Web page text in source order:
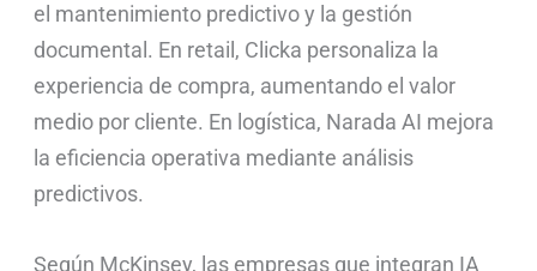
el mantenimiento predictivo y la gestión
documental. En retail, Clicka personaliza la
experiencia de compra, aumentando el valor
medio por cliente. En logística, Narada AI mejora
la eficiencia operativa mediante análisis
predictivos.
Según McKinsey, las empresas que integran IA